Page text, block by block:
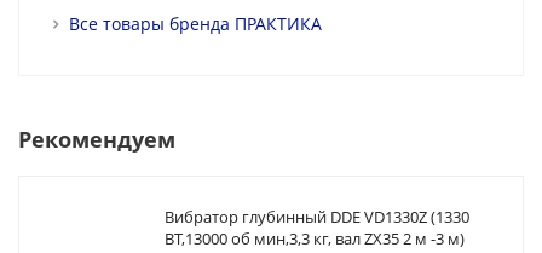
Все товары бренда ПРАКТИКА
Рекомендуем
Вибратор глубинный DDE VD1330Z (1330
ВТ,13000 об мин,3,3 кг, вал ZX35 2 м -3 м)